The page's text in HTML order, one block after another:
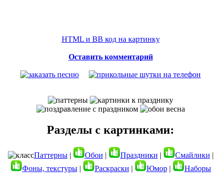
HTML и BB код на картинку
Оставить комментарий
Разделы с картинками:
Паттерны| Обои | Праздники | Смайлики |
Фоны, текстуры| Раскраски | Юмор| Наборы